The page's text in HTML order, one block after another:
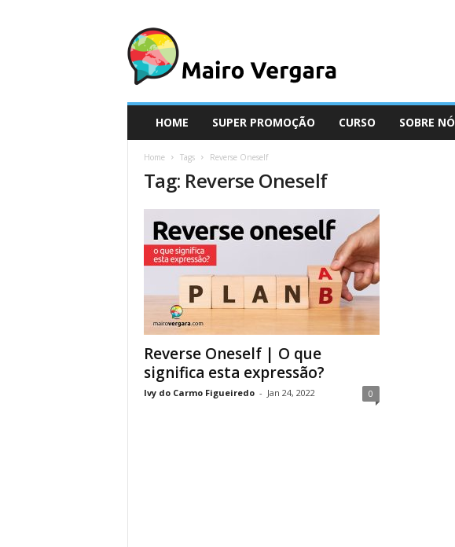
i
r
HOME SUPER PROMOÇÃO CURSO SOBRE
Home Tags Reverse Oneself
Tag: Reverse Oneself
Reverse Oneself | O que
significa esta expressão?
Ivy do Carmo Figueiredo - Jan 24, 2022 0